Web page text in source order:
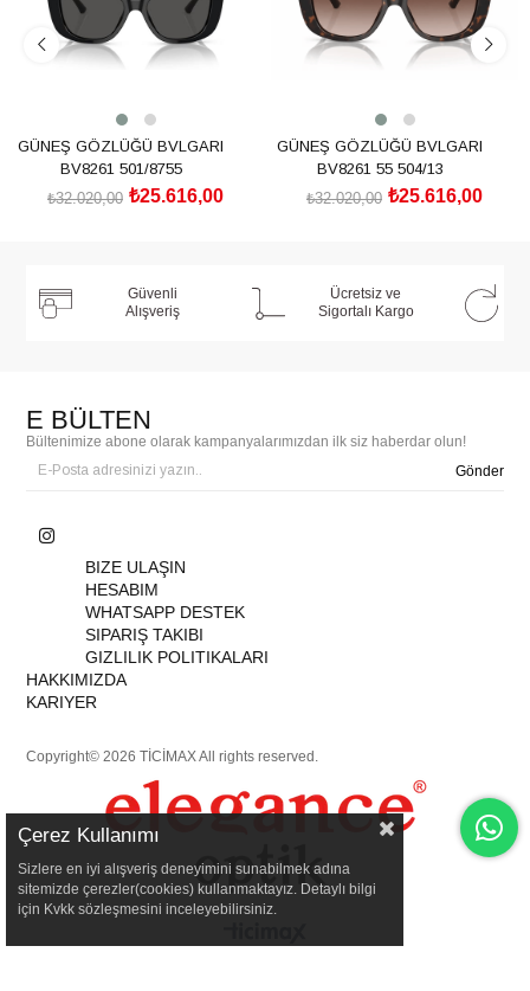
GÜNEŞ GÖZLÜĞÜ BVLGARI
BV8261 501/8755
₺25.616,00
₺32.020,00
GÜNEŞ GÖZLÜĞÜ BVLGARI
BV8261 55 504/13
₺25.616,00
₺32.020,00
Güvenli
Alışveriş
Ücretsiz ve
Sigortalı Kargo
E BÜLTEN
Bültenimize abone olarak kampanyalarımızdan ilk siz haberdar olun!
Gönder
BIZE ULAŞIN
HESABIM
WHATSAPP DESTEK
SIPARIŞ TAKIBI
GIZLILIK POLITIKALARI
HAKKIMIZDA
KARIYER
Copyright© 2026 TİCİMAX All rights reserved.
Çerez Kullanımı
Sizlere en iyi alışveriş deneyimini sunabilmek adına
sitemizde çerezler(cookies) kullanmaktayız. Detaylı bilgi
için Kvkk sözleşmesini inceleyebilirsiniz.